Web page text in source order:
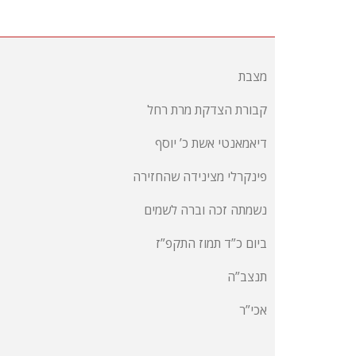
מצבת
קבורת הצדקת מרת רחל
דיאמאנטי אשת כ’ יוסף
פינקרלי מצינידה שהחזירה
נשמתה זכה וברה לשמים
ביום כ”ד תמוז התקפ”ז
תנצב”ה
אכי”ר